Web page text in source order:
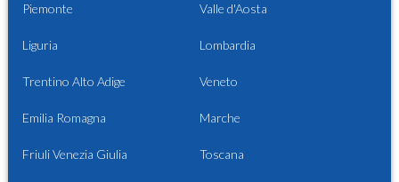
Piemonte Valle d'Aosta
Liguria Lombardia
Trentino Alto Adige Veneto
Emilia Romagna Marche
Friuli Venezia Giulia Toscana